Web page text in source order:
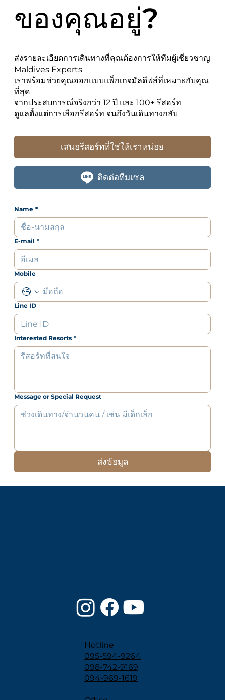
Name *
E-mail *
Mobile
Line ID
Interested Resorts *
Message or Special Request
ส่งข้อมูล
ของคุณอยู่?
ส่งรายละเอียดการเดินทางที่คุณต้องการให้ทีมผู้เชี่ยวชาญ
Maldives Experts
เราพร้อมช่วยคุณออกแบบแพ็กเกจมัลดีฟส์ที่เหมาะกับคุณ
ที่สุด
จากประสบการณ์จริงกว่า 12 ปี และ 100+ รีสอร์ท
ดูแลตั้งแต่การเลือกรีสอร์ท จนถึงวันเดินทางกลับ
เสนอรีสอร์ทที่ใช่ให้เราหน่อย
ติดต่อทีมเซล
Hotline
095-594-9264
098-742-9169
094-969-1619